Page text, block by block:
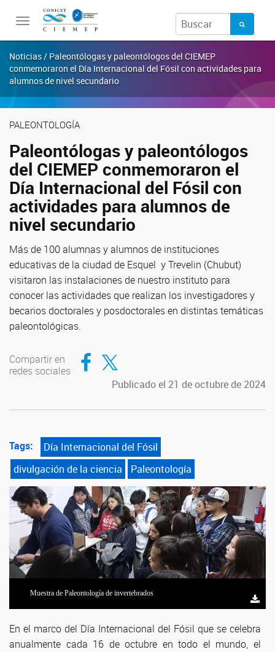
Toggle
navigation
Noticias / Paleontólogas y paleontólogos del CIEMEP
conmemoraron el Día Internacional del Fósil con actividades para
alumnos de nivel secundario
PALEONTOLOGÍA
Paleontólogas y paleontólogos
del CIEMEP conmemoraron el
Día Internacional del Fósil con
actividades para alumnos de
nivel secundario
Más de 100 alumnas y alumnos de instituciones
educativas de la ciudad de Esquel y Trevelin (Chubut)
visitaron las instalaciones de nuestro instituto para
conocer las actividades que realizan los investigadores y
becarios doctorales y posdoctorales en distintas temáticas
paleontológicas.
Compartir en
redes sociales
Compartir en Facebook
Compartir en Twitter
Publicado el 21 de octubre de 2024
Tags:
Día Internacional del Fósil
divulgación de la ciencia
Paleontología
Muestra de Paleontología de invertebrados
Muestra de replicas e impresiones en 3D
Muestra de fósiles
Muestra de bochón Paleontología vertebrados
En el marco del Día Internacional del Fósil que se celebra
anualmente cada 16 de octubre en todo el mundo, el